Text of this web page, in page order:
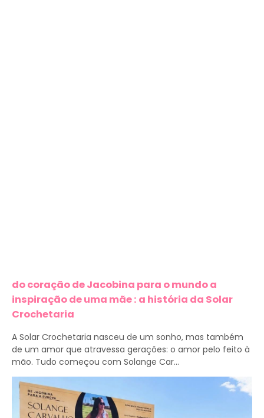
do coração de Jacobina para o mundo a
inspiração de uma mãe : a história da Solar
Crochetaria
A Solar Crochetaria nasceu de um sonho, mas também
de um amor que atravessa gerações: o amor pelo feito à
mão. Tudo começou com Solange Car...